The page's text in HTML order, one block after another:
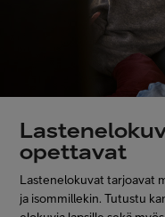
Asiakastuki
EN
opettavat
Lastenelokuvat tarjoavat
ja isommillekin. Tutustu